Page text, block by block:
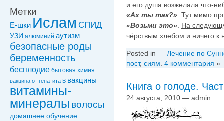
Метки
Е-шки Ислам СПИД
УЗИ алюминий аутизм
безопасные роды
беременность
бесплодие бытовая химия
вакцинa от гепатита В вакцины
витамины-
минералы волосы
домашнее обучение
и его душа возжелала что-
«Ах ты так?» . Тут мимо
«Возьми это» На
чёрствым хлебом и ничего
Posted in — Лечение по
пост, сиям. 4 комментария »
Книга о голоде.
24 августа, 2010 — admin